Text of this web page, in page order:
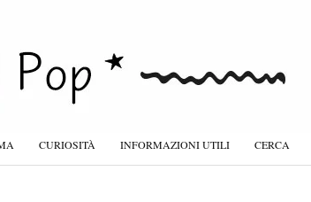
CURIOSITÀ INFORMAZIONI UTILI CERCA